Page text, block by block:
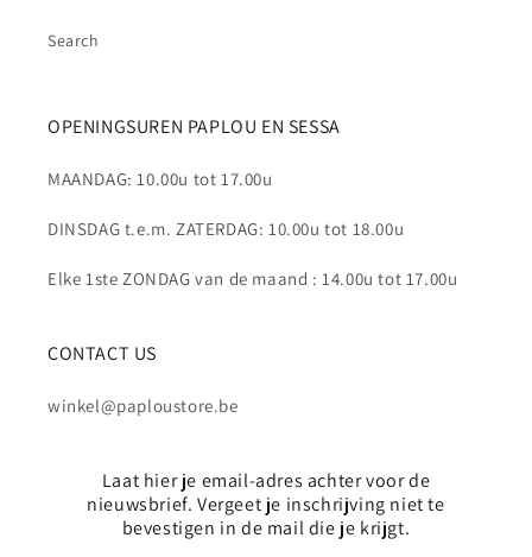
Search
OPENINGSUREN PAPLOU EN SESSA
MAANDAG: 10.00u tot 17.00u
DINSDAG t.e.m. ZATERDAG: 10.00u tot 18.00u
Elke 1ste ZONDAG van de maand : 14.00u tot 17.00u
CONTACT US
winkel@paploustore.be
Laat hier je email-adres achter voor de
nieuwsbrief. Vergeet je inschrijving niet te
bevestigen in de mail die je krijgt.